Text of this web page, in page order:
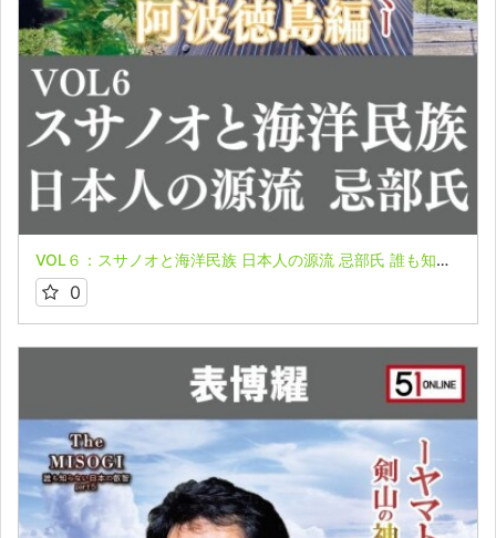
VOL６：スサノオと海洋民族 日本人の源流 忌部氏 誰も知らない日本の叡智オンライン配信part６in阿波徳島編
0